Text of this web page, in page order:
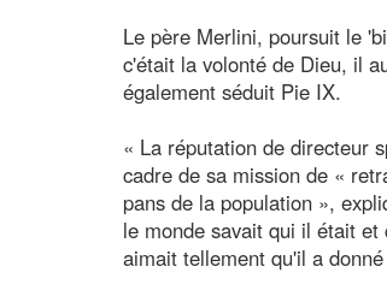
Le père Merlini, poursuit le
c'était la volonté de Dieu, il
également séduit Pie IX.
« La réputation de directeur
cadre de sa mission de «
pans de la population »,
le monde savait qui il était
aimait tellement qu'il a